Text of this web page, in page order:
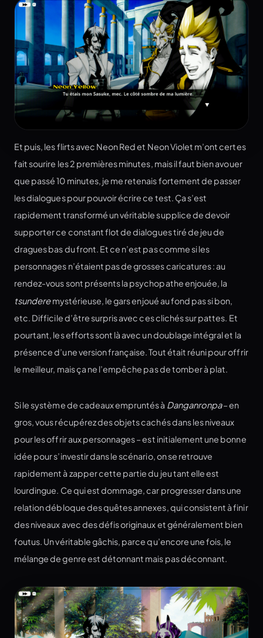
Et puis, les flirts avec Neon Red et Neon Violet m’ont certes
fait sourire les 2 premières minutes, mais il faut bien avouer
que passé 10 minutes, je me retenais fortement de passer
les dialogues pour pouvoir écrire ce test. Ça s’est
rapidement transformé un véritable supplice de devoir
supporter ce constant flot de dialogues tiré de jeu de
dragues bas du front. Et ce n’est pas comme si les
personnages n’étaient pas de grosses caricatures : au
rendez-vous sont présents la psychopathe enjouée, la
tsunderemystérieuse, le gars enjoué au fond pas si bon,
etc. Difficile d’être surpris avec ces clichés sur pattes. Et
pourtant, les efforts sont là avec un doublage intégral et la
présence d’une version française. Tout était réuni pour offrir
le meilleur, mais ça ne l’empêche pas de tomber à plat.
Si le système de cadeaux empruntés à Danganronpa– en
gros, vous récupérez des objets cachés dans les niveaux
pour les offrir aux personnages – est initialement une bonne
idée pour s’investir dans le scénario, on se retrouve
rapidement à zapper cette partie du jeu tant elle est
lourdingue. Ce qui est dommage, car progresser dans une
relation débloque des quêtes annexes, qui consistent à finir
des niveaux avec des défis originaux et généralement bien
foutus. Un véritable gâchis, parce qu’encore une fois, le
mélange de genre est détonnant mais pas déconnant.